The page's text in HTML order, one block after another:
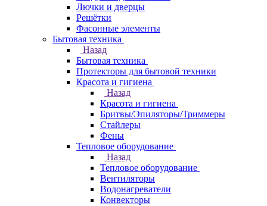
Лючки и дверцы
Решётки
Фасонные элементы
Бытовая техника
Назад
Бытовая техника
Протекторы для бытовой техники
Красота и гигиена
Назад
Красота и гигиена
Бритвы/Эпиляторы/Триммеры
Стайлеры
Фены
Тепловое оборудование
Назад
Тепловое оборудование
Вентиляторы
Водонагреватели
Конвекторы